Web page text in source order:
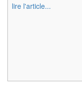
lire l'article...